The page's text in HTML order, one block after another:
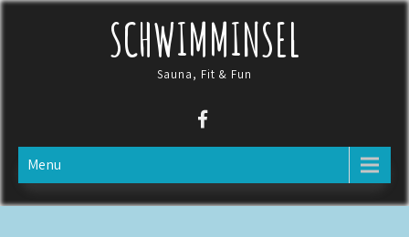
Skip
SCHWIMMINSEL
Sauna, Fit & Fun
Menu